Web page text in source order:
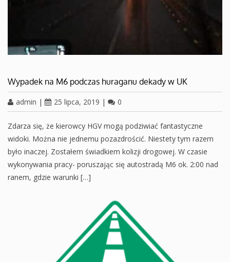
Wypadek na M6 podczas huraganu dekady w UK
admin | 25 lipca, 2019 | 0
Zdarza się, że kierowcy HGV mogą podziwiać fantastyczne
widoki. Można nie jednemu pozazdrościć. Niestety tym razem
było inaczej. Zostałem świadkiem kolizji drogowej. W czasie
wykonywania pracy- poruszając się autostradą M6 ok. 2:00 nad
ranem, gdzie warunki […]